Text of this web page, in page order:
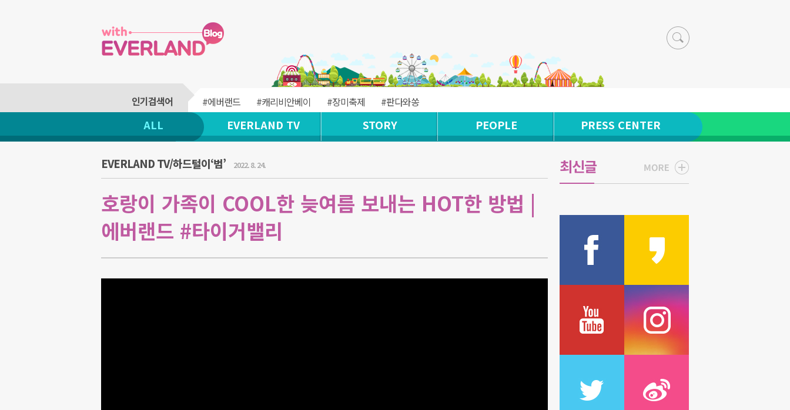
#에버랜드 #캐리비안베이 #장미축제 #판다와쏭
ALL EVERLAND TV STORY PEOPLE PRESS CENTER
EVERLAND TV/하드털이‘범’ 2022. 8. 24.
호랑이 가족이 COOL한 늦여름 보내는 HOT한 방법 |
에버랜드 #타이거밸리
최신글